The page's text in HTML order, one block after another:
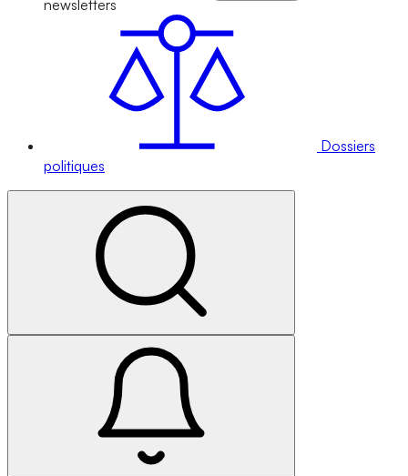
newsletters
Dossiers
politiques